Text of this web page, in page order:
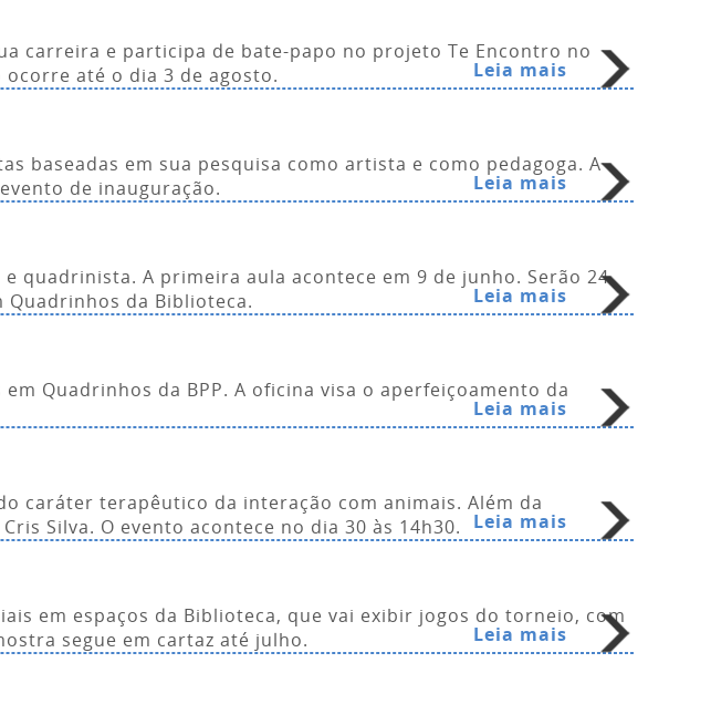
carreira e participa de bate-papo no projeto Te Encontro no
ocorre até o dia 3 de agosto.
Leia mais
baseadas em sua pesquisa como artista e como pedagoga. A
de inauguração.
Leia mais
quadrinista. A primeira aula acontece em 9 de junho. Serão 24
Quadrinhos da Biblioteca.
Leia mais
Quadrinhos da BPP. A oficina visa o aperfeiçoamento da
Leia mais
caráter terapêutico da interação com animais. Além da
Silva. O evento acontece no dia 30 às 14h30.
Leia mais
em espaços da Biblioteca, que vai exibir jogos do torneio, com
segue em cartaz até julho.
Leia mais